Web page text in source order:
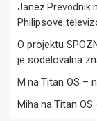
Janez Prevodnik
Philipsove
O projektu
je sodelovalna
M na Titan OS –
Miha na Titan